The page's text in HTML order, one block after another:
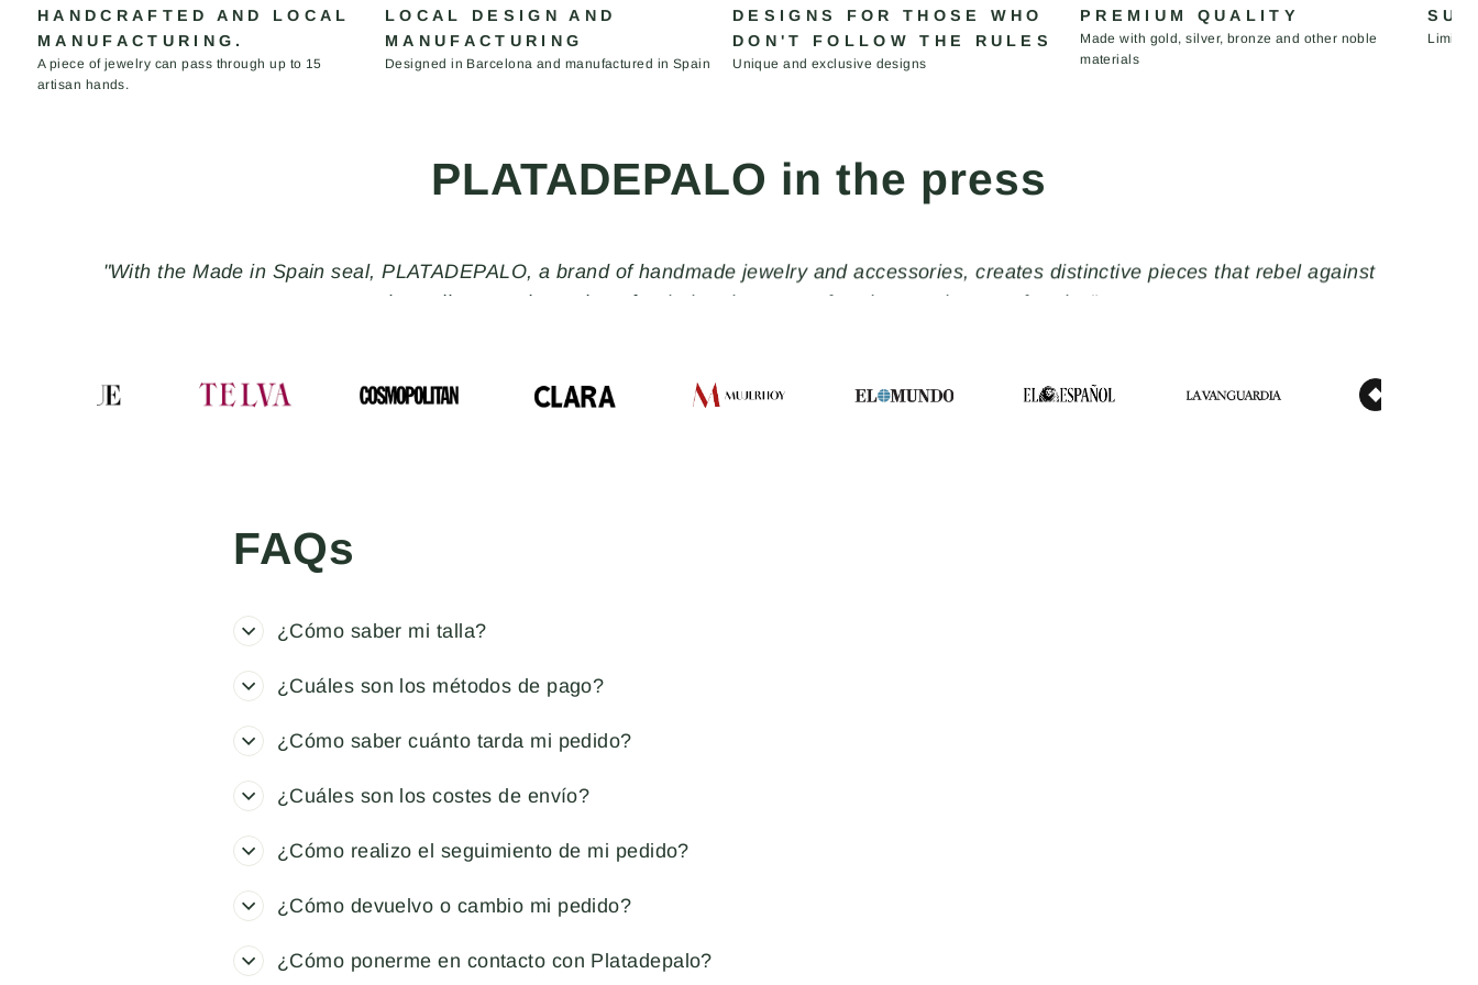
HANDCRAFTED AND LOCAL
MANUFACTURING.
A piece of jewelry can pass through up to 15
artisan hands.
LOCAL DESIGN AND
MANUFACTURING
Designed in Barcelona and manufactured in Spain
DESIGNS FOR THOSE WHO
DON'T FOLLOW THE RULES
Unique and exclusive designs
PREMIUM QUALITY
Made with gold, silver, bronze and other noble
materials
PLATADEPALO in the press
the ordinary and stand out for their uniqueness, freedom, and nonconformity."
FAQs
¿Cómo saber mi talla?
¿Cuáles son los métodos de pago?
¿Cómo saber cuánto tarda mi pedido?
¿Cuáles son los costes de envío?
¿Cómo realizo el seguimiento de mi pedido?
¿Cómo devuelvo o cambio mi pedido?
¿Cómo ponerme en contacto con Platadepalo?